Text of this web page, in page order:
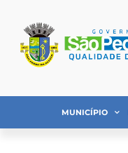
MUNICÍPIO